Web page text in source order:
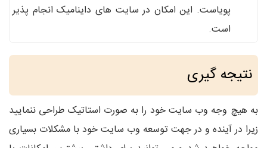
پویاست. این امکان در سایت های داینامیک انجام پذیر
است.
نتیجه گیری
به هیچ وجه وب سایت خود را به صورت استاتیک طراحی ننمایید
زیرا در آینده و در جهت توسعه وب سایت خود با مشکلات بسیاری